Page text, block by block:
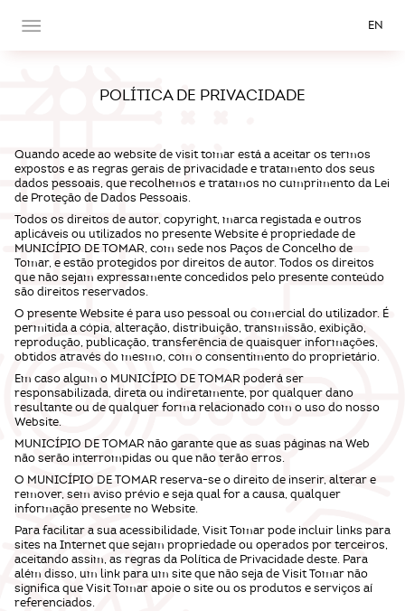
EN
POLÍTICA DE PRIVACIDADE
Quando acede ao website de visit tomar está a aceitar os termos
expostos e as regras gerais de privacidade e tratamento dos seus
dados pessoais, que recolhemos e tratamos no cumprimento da Lei
de Proteção de Dados Pessoais.
Todos os direitos de autor, copyright, marca registada e outros
aplicáveis ou utilizados no presente Website é propriedade de
MUNICÍPIO DE TOMAR, com sede nos Paços de Concelho de
Tomar, e estão protegidos por direitos de autor. Todos os direitos
que não sejam expressamente concedidos pelo presente conteúdo
são direitos reservados.
O presente Website é para uso pessoal ou comercial do utilizador. É
permitida a cópia, alteração, distribuição, transmissão, exibição,
reprodução, publicação, transferência de quaisquer informações,
obtidos através do mesmo, com o consentimento do proprietário.
Em caso algum o MUNICÍPIO DE TOMAR poderá ser
responsabilizada, direta ou indiretamente, por qualquer dano
resultante ou de qualquer forma relacionado com o uso do nosso
Website.
MUNICÍPIO DE TOMAR não garante que as suas páginas na Web
não serão interrompidas ou que não terão erros.
O MUNICÍPIO DE TOMAR reserva-se o direito de inserir, alterar e
remover, sem aviso prévio e seja qual for a causa, qualquer
informação presente no Website.
Para facilitar a sua acessibilidade, Visit Tomar pode incluir links para
sites na Internet que sejam propriedade ou operados por terceiros,
aceitando assim, as regras da Política de Privacidade deste. Para
além disso, um link para um site que não seja de Visit Tomar não
significa que Visit Tomar apoie o site ou os produtos e serviços aí
referenciados.